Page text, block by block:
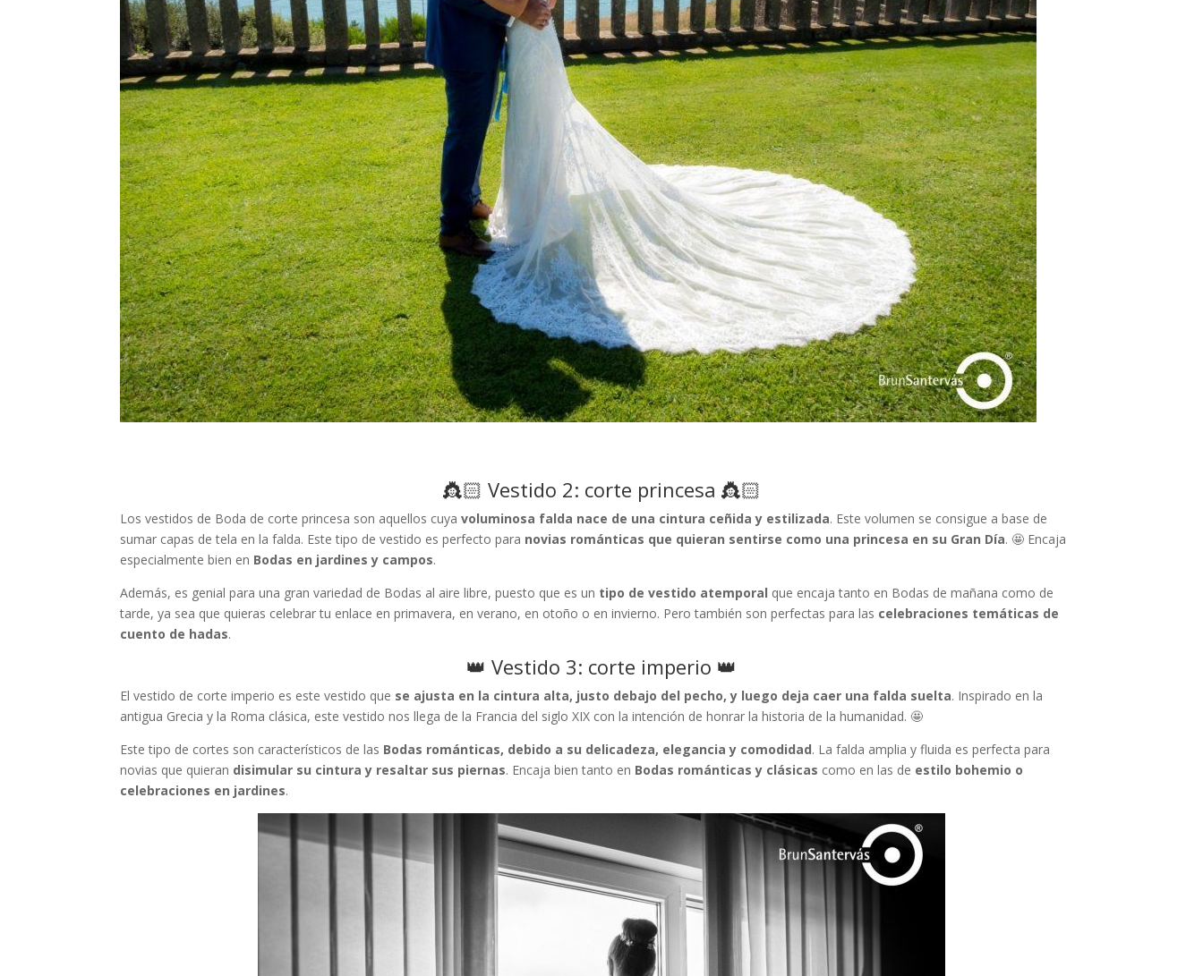
👸🏻 Vestido 2: corte princesa 👸🏻
Los vestidos de Boda de corte princesa son aquellos cuyavoluminosa falda nace de una cintura ceñida y estilizada. Este volumen se consigue a base de
sumar capas de tela en la falda. Este tipo de vestido es perfecto para novias románticas que quieran sentirse como una princesa en su Gran Día. 🤩 Encaja
especialmente bien en Bodas en jardines y campos.
Además, es genial para una gran variedad de Bodas al aire libre, puesto que es un tipo de vestido atemporal que encaja tanto en Bodas de mañana como de
tarde, ya sea que quieras celebrar tu enlace en primavera, en verano, en otoño o en invierno. Pero también son perfectas para las celebraciones temáticas de
cuento de hadas.
👑 Vestido 3: corte imperio 👑
El vestido de corte imperio es este vestido que se ajusta en la cintura alta, justo debajo del pecho, y luego deja caer una falda suelta. Inspirado en la
antigua Grecia y la Roma clásica, este vestido nos llega de la Francia del siglo XIX con la intención de honrar la historia de la humanidad. 🤩
Este tipo de cortes son característicos de las Bodas románticas, debido a su delicadeza, elegancia y comodidad. La falda amplia y fluida es perfecta para
novias que quieran disimular su cintura y resaltar sus piernas. Encaja bien tanto en Bodas románticas y clásicas como en las de estilo bohemio o
celebraciones en jardines.